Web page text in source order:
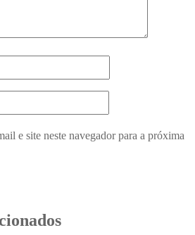
e site neste navegador para a próxima